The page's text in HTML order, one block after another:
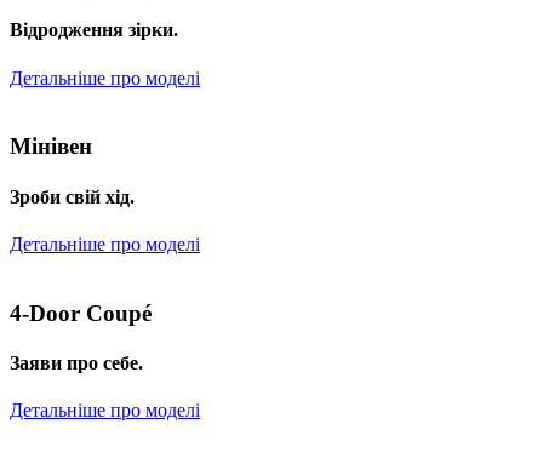
Відродження зірки.
Детальніше про моделі
Мінівен
Зроби свій хід.
Детальніше про моделі
4-Door Coupé
Заяви про себе.
Детальніше про моделі